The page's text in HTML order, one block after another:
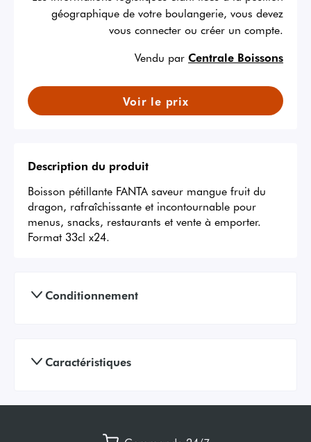
géographique de votre boulangerie, vous devez
vous connecter ou créer un compte.
Vendu par Centrale Boissons
Voir le prix
Description du produit
Boisson pétillante FANTA saveur mangue fruit du
dragon, rafraîchissante et incontournable pour
menus, snacks, restaurants et vente à emporter.
Format 33cl x24.
Conditionnement
Caractéristiques